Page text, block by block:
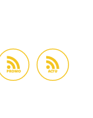
PROMO ACTU